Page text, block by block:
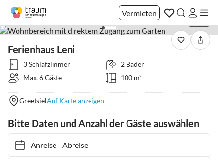
Vermieten
Ferienhaus Leni
3 Schlafzimmer
2 Bäder
Max. 6 Gäste
100 m²
GreetsielAuf Karte anzeigen
Bitte Daten und Anzahl der Gäste auswählen
Anreise- Abreise